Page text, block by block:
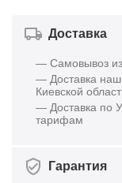
Доставка
— Самовывоз из
— Доставка
Киевской
— Доставка по
тарифам
Гарантия